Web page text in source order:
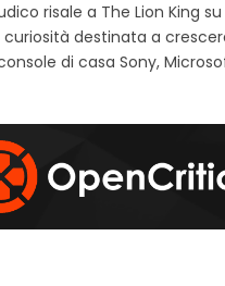
risale a The Lion King
destinata a
di casa Sony,